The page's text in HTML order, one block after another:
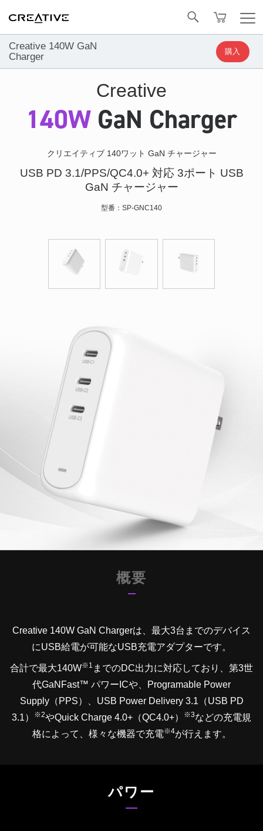
Creative 140W GaN
Charger
購入
トップへ戻る
Creative
140W GaN Charger
クリエイティブ 140ワット GaN チャージャー
USB PD 3.1/PPS/QC4.0+ 対応 3ポート USB
GaN チャージャー
型番：SP-GNC140
概要
Creative 140W GaN Chargerは、最大3台までのデバイス
にUSB給電が可能なUSB充電アダプターです。
合計で最大140W※1 までのDC出力に対応しており、第3世
代GaNFast™ パワーICや、Programable Power
Supply（PPS）、USB Power Delivery 3.1 （USB PD
3.1）
※2やQuick Charge 4.0+（QC4.0+） ※3などの充電規
格によって、様々な機器で充電※4が行えます。
パワー